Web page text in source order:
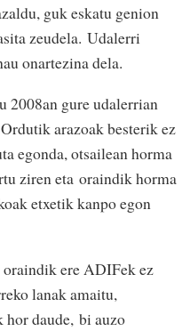
guk eskatu genion
zeudela. Udalerri
onartezina dela.
2008an gure udalerrian
arazoak besterik ez
egonda, otsailean horma
ziren eta oraindik horma
etxetik kanpo egon
oraindik ere ADIFek ez
lanak amaitu,
daude, bi auzo